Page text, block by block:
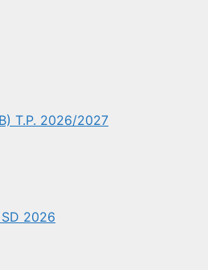
T.P. 2026/2027
SD 2026